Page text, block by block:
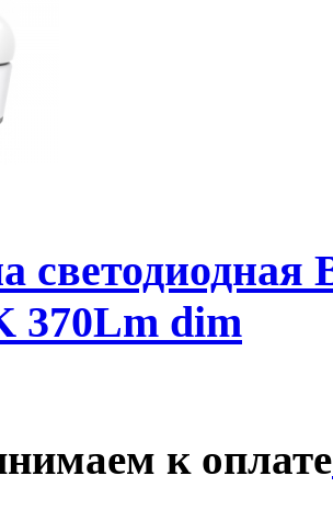
светодиодная
370Lm dim
к оплате